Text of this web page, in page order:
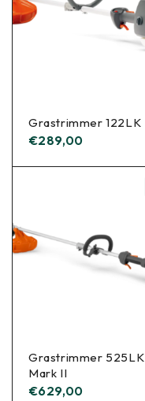
Grastrimmer 122LK
€289,00
Grastrimmer 525LK
Mark II
€629,00